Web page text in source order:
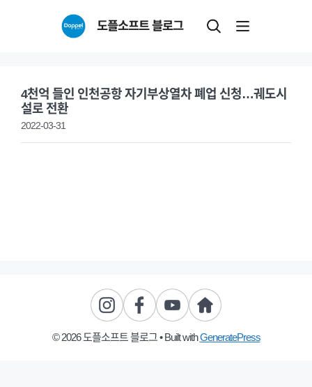
도플소프트 블로그
4천억 들인 인천공항 자기부상열차 폐업 신청…궤도시
설로 전환
2022-03-31
© 2026 도플소프트 블로그• Built withGeneratePress